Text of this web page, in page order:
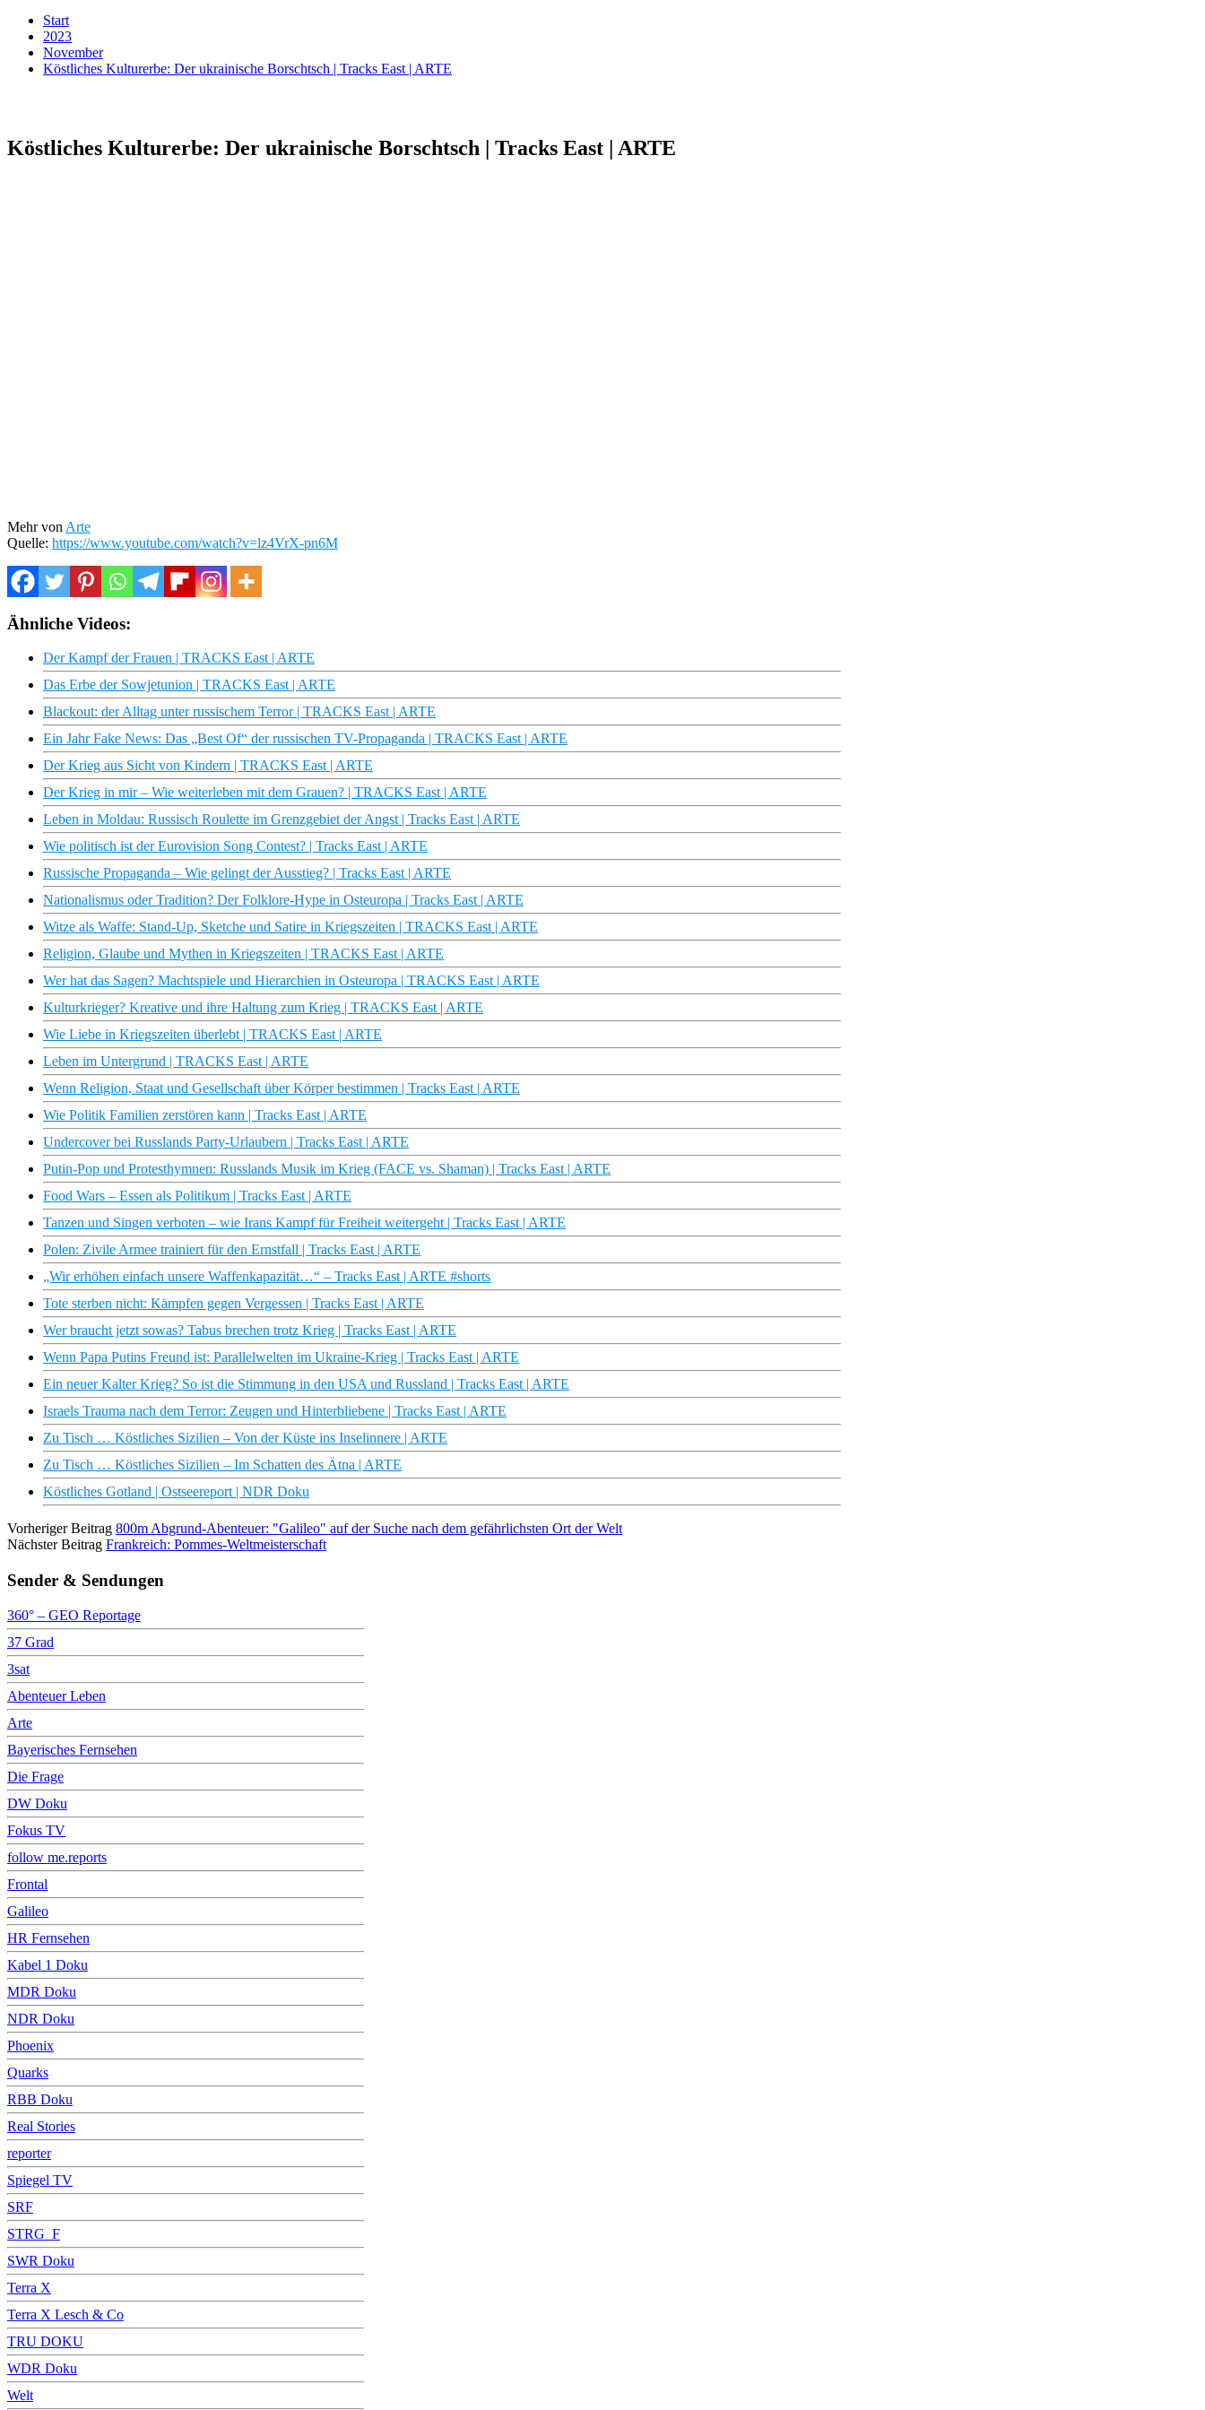
Start
2023
November
Köstliches Kulturerbe: Der ukrainische Borschtsch | Tracks East | ARTE
Köstliches Kulturerbe: Der ukrainische Borschtsch | Tracks East | ARTE
Mehr von Arte
Quelle: https://www.youtube.com/watch?v=lz4VrX-pn6M
Ähnliche Videos:
Der Kampf der Frauen | TRACKS East | ARTE
Das Erbe der Sowjetunion | TRACKS East | ARTE
Blackout: der Alltag unter russischem Terror | TRACKS East | ARTE
Ein Jahr Fake News: Das „Best Of“ der russischen TV-Propaganda | TRACKS East | ARTE
Der Krieg aus Sicht von Kindern | TRACKS East | ARTE
Der Krieg in mir – Wie weiterleben mit dem Grauen? | TRACKS East | ARTE
Leben in Moldau: Russisch Roulette im Grenzgebiet der Angst | Tracks East | ARTE
Wie politisch ist der Eurovision Song Contest? | Tracks East | ARTE
Russische Propaganda – Wie gelingt der Ausstieg? | Tracks East | ARTE
Nationalismus oder Tradition? Der Folklore-Hype in Osteuropa | Tracks East | ARTE
Witze als Waffe: Stand-Up, Sketche und Satire in Kriegszeiten | TRACKS East | ARTE
Religion, Glaube und Mythen in Kriegszeiten | TRACKS East | ARTE
Wer hat das Sagen? Machtspiele und Hierarchien in Osteuropa | TRACKS East | ARTE
Kulturkrieger? Kreative und ihre Haltung zum Krieg | TRACKS East | ARTE
Wie Liebe in Kriegszeiten überlebt | TRACKS East | ARTE
Leben im Untergrund | TRACKS East | ARTE
Wenn Religion, Staat und Gesellschaft über Körper bestimmen | Tracks East | ARTE
Wie Politik Familien zerstören kann | Tracks East | ARTE
Undercover bei Russlands Party-Urlaubern | Tracks East | ARTE
Putin-Pop und Protesthymnen: Russlands Musik im Krieg (FACE vs. Shaman) | Tracks East | ARTE
Food Wars – Essen als Politikum | Tracks East | ARTE
Tanzen und Singen verboten – wie Irans Kampf für Freiheit weitergeht | Tracks East | ARTE
Polen: Zivile Armee trainiert für den Ernstfall | Tracks East | ARTE
„Wir erhöhen einfach unsere Waffenkapazität…“ – Tracks East | ARTE #shorts
Tote sterben nicht: Kämpfen gegen Vergessen | Tracks East | ARTE
Wer braucht jetzt sowas? Tabus brechen trotz Krieg | Tracks East | ARTE
Wenn Papa Putins Freund ist: Parallelwelten im Ukraine-Krieg | Tracks East | ARTE
Ein neuer Kalter Krieg? So ist die Stimmung in den USA und Russland | Tracks East | ARTE
Israels Trauma nach dem Terror: Zeugen und Hinterbliebene | Tracks East | ARTE
Zu Tisch … Köstliches Sizilien – Von der Küste ins Inselinnere | ARTE
Zu Tisch … Köstliches Sizilien – Im Schatten des Ätna | ARTE
Köstliches Gotland | Ostseereport | NDR Doku
Vorheriger Beitrag 800m Abgrund-Abenteuer: "Galileo" auf der Suche nach dem gefährlichsten Ort der Welt
Nächster Beitrag Frankreich: Pommes-Weltmeisterschaft
Sender & Sendungen
360° – GEO Reportage
37 Grad
3sat
Abenteuer Leben
Arte
Bayerisches Fernsehen
Die Frage
DW Doku
Fokus TV
follow me.reports
Frontal
Galileo
HR Fernsehen
Kabel 1 Doku
MDR Doku
NDR Doku
Phoenix
Quarks
RBB Doku
Real Stories
reporter
Spiegel TV
SRF
STRG_F
SWR Doku
Terra X
Terra X Lesch & Co
TRU DOKU
WDR Doku
Welt